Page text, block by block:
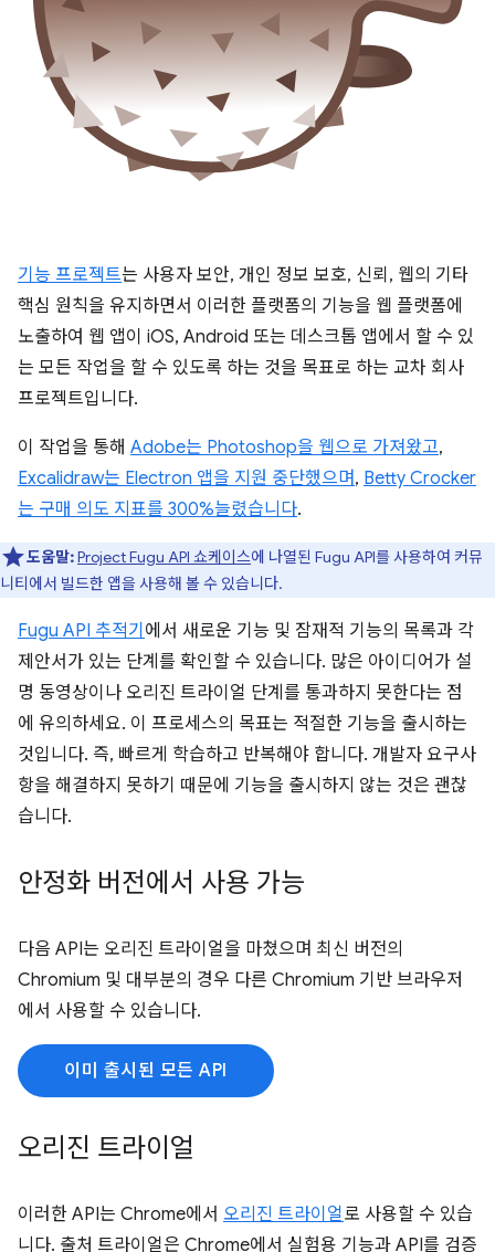
기능 프로젝트는 사용자 보안, 개인 정보 보호, 신뢰, 웹의 기타
핵심 원칙을 유지하면서 이러한 플랫폼의 기능을 웹 플랫폼에
노출하여 웹 앱이 iOS, Android 또는 데스크톱 앱에서 할 수 있
는 모든 작업을 할 수 있도록 하는 것을 목표로 하는 교차 회사
프로젝트입니다.
이 작업을 통해 Adobe는 Photoshop을 웹으로 가져왔고,
Excalidraw는 Electron 앱을 지원 중단했으며 , Betty Crocker
는 구매 의도 지표를 300%늘렸습니다.
도움말:Project Fugu API 쇼케이스에 나열된 Fugu API를 사용하여 커뮤
니티에서 빌드한 앱을 사용해 볼 수 있습니다.
Fugu API 추적기 에서 새로운 기능 및 잠재적 기능의 목록과 각
제안서가 있는 단계를 확인할 수 있습니다. 많은 아이디어가 설
명 동영상이나 오리진 트라이얼 단계를 통과하지 못한다는 점
에 유의하세요. 이 프로세스의 목표는 적절한 기능을 출시하는
것입니다. 즉, 빠르게 학습하고 반복해야 합니다. 개발자 요구사
항을 해결하지 못하기 때문에 기능을 출시하지 않는 것은 괜찮
습니다.
안정화 버전에서 사용 가능
다음 API는 오리진 트라이얼을 마쳤으며 최신 버전의
Chromium 및 대부분의 경우 다른 Chromium 기반 브라우저
에서 사용할 수 있습니다.
이미 출시된 모든 API
오리진 트라이얼
이러한 API는 Chrome에서 오리진 트라이얼로 사용할 수 있습
니다. 출처 트라이얼은 Chrome에서 실험용 기능과 API를 검증